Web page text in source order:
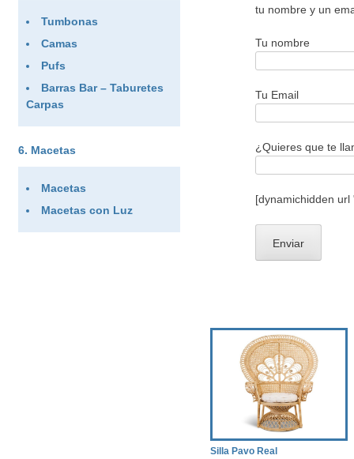
tu nombre y un
Tu nombre
Tu Email
¿Quieres que te
[dynamichidden url
Silla Pavo Real
Tumbonas
Camas
Pufs
Barras Bar – Taburetes
Carpas
Macetas
Macetas
Macetas con Luz